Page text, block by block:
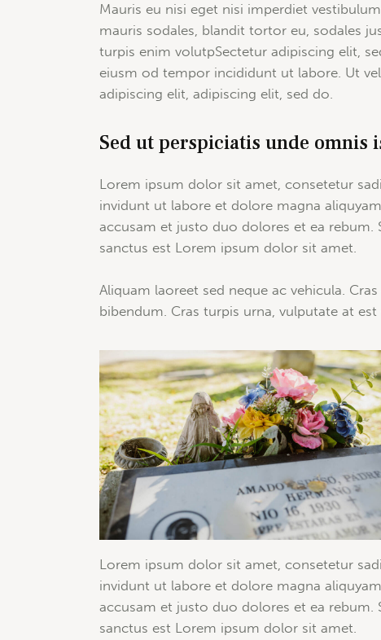
Mauris eu nisi eget nisi imperdiet
mauris sodales, blandit tortor eu, sodales
turpis enim volutpSectetur adipiscing elit,
eiusm od tempor incididunt ut labore. Ut
adipiscing elit, adipiscing elit, sed do.
Sed ut perspiciatis unde omnis
Lorem ipsum dolor sit amet, consetetur
invidunt ut labore et dolore magna
accusam et justo duo dolores et ea rebum.
sanctus est Lorem ipsum dolor sit amet.
Aliquam laoreet sed neque ac vehicula.
bibendum. Cras turpis urna, vulputate at
Lorem ipsum dolor sit amet, consetetur
invidunt ut labore et dolore magna
accusam et justo duo dolores et ea rebum.
sanctus est Lorem ipsum dolor sit amet.